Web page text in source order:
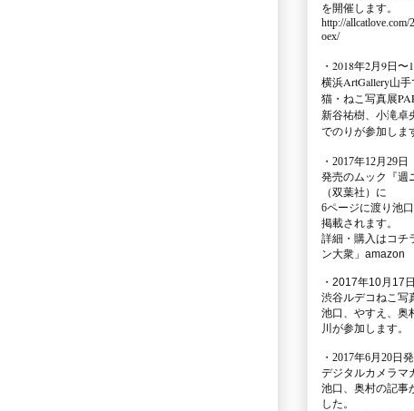
を開催します。
http://allcatlove.com/
oex/
・2018年2月9日〜
横浜ArtGallery山手
猫・ねこ写真展
新谷祐樹、小滝卓
でのりが参加しま
・ 2017年12月29日
発売のムック
『
（双葉社）に
6ページに渡り 池
掲載されます。
詳細・購入はコ
ン大衆」amazon
・2017年10月17
渋谷ルデコねこ写
池口、やすえ、奥
川が参加します。
・2017年6月20日
デジタルカメラマ
池口、奥村の記事
した。